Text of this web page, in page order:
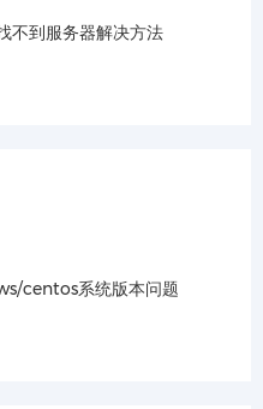
不到服务器解决方法
centos系统版本问题